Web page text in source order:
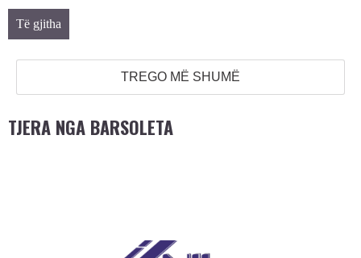
Të gjitha
TREGO MË SHUMË
TJERA NGA BARSOLETA